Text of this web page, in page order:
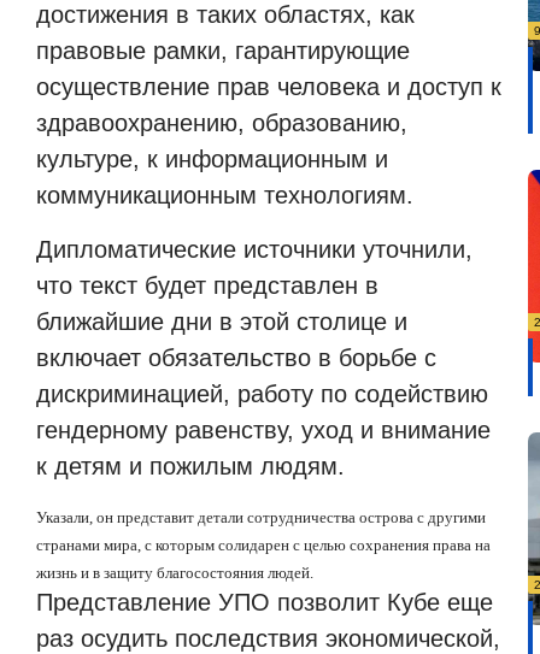
достижения в таких областях, как
правовые рамки, гарантирующие
осуществление прав человека и доступ к
здравоохранению, образованию,
культуре, к информационным и
коммуникационным технологиям.
Дипломатические источники уточнили,
что текст будет представлен в
ближайшие дни в этой столице и
включает обязательство в борьбе с
дискриминацией, работу по содействию
гендерному равенству, уход и внимание
к детям и пожилым людям.
Указали, он представит детали сотрудничества острова с другими
странами мира, с которым солидарен с целью сохранения права на
жизнь и в защиту благосостояния людей.
Представление УПО позволит Кубе еще
раз осудить последствия экономической,